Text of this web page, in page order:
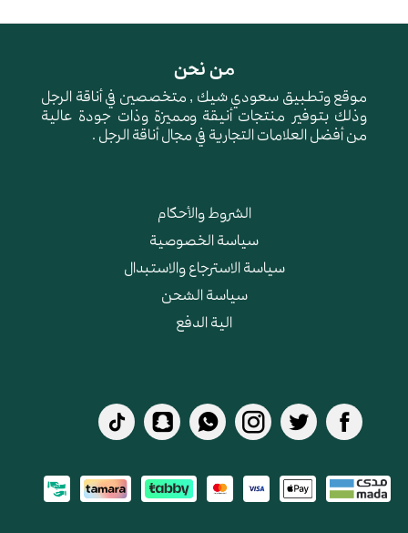
من نحن
موقع وتطبيق سعودي شيك , متخصصين في أناقة الرجل
وذلك بتوفير منتجات أنيقة ومميزة وذات جودة عالية
من أفضل العلامات التجارية في مجال أناقة الرجل .
الشروط والأحكام
سياسة الخصوصية
سياسة الاسترجاع والاستبدال
سياسة الشحن
الية الدفع